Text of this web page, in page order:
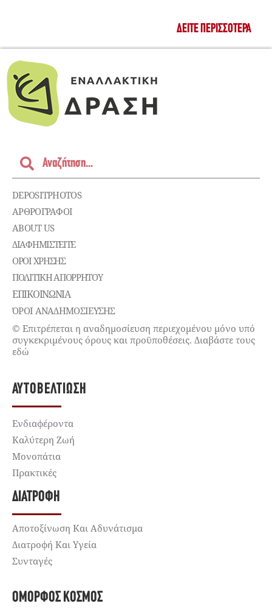
ΔΕΊΤΕ ΠΕΡΙΣΣΌΤΕΡΑ
DEPOSITPHOTOS
ΑΡΘΡΟΓΡΑΦΟΙ
ABOUT US
ΔΙΑΦΗΜΙΣΤΕΊΤΕ
ΌΡΟΙ ΧΡΉΣΗΣ
ΠΟΛΙΤΙΚΉ ΑΠΟΡΡΉΤΟΥ
ΕΠΙΚΟΙΝΩΝΊΑ
ΌΡΟΙ ΑΝΑΔΗΜΟΣΙΕΥΣΗΣ
© Επιτρέπεται η αναδημοσίευση περιεχομένου μόνο υπό
συγκεκριμένους όρους και προϋποθέσεις. Διαβάστε τους
εδώ
ΑΥΤΟΒΕΛΤΊΩΣΗ
Ενδιαφέροντα
Καλύτερη Ζωή
Μονοπάτια
Πρακτικές
ΔΙΑΤΡΟΦΉ
Αποτοξίνωση Και Αδυνάτισμα
Διατροφή Και Υγεία
Συνταγές
ΌΜΟΡΦΟΣ ΚΌΣΜΟΣ